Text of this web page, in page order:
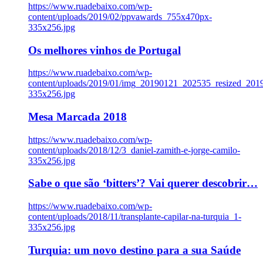
https://www.ruadebaixo.com/wp-
content/uploads/2019/02/ppvawards_755x470px-
335x256.jpg
Os melhores vinhos de Portugal
https://www.ruadebaixo.com/wp-
content/uploads/2019/01/
335x256.jpg
Mesa Marcada 2018
https://www.ruadebaixo.com/wp-
content/uploads/2018/12/3_daniel-zamith-e-jorge-camilo-
335x256.jpg
Sabe o que são ‘bitters’? Vai querer descobrir…
https://www.ruadebaixo.com/wp-
content/uploads/2018/11/transplante-capilar-na-turquia_1-
335x256.jpg
Turquia: um novo destino para a sua Saúde